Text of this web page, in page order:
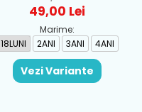
Rosu - 1930-069
49,00 Lei
Marime:
18LUNI
2ANI 3ANI 4ANI
Vezi Variante